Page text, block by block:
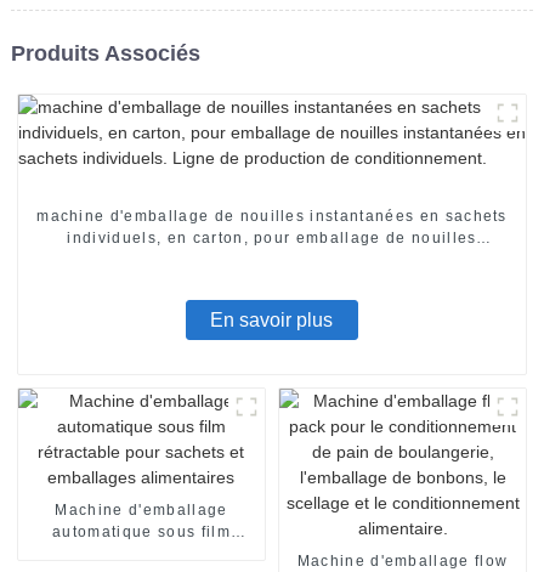
Produits Associés
machine d'emballage de nouilles instantanées en sachets
individuels, en carton, pour emballage de nouilles
En savoir plus
Machine d'emballage
automatique sous film
Machine d'emballage flow